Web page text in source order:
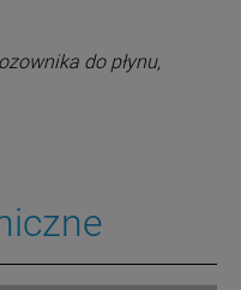
do płynu,